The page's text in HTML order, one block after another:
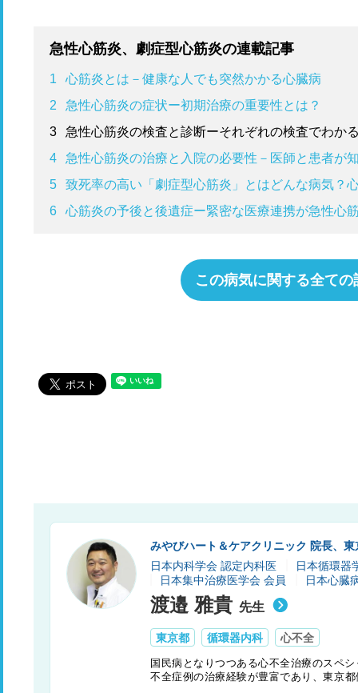
急性心筋炎、劇症型心筋炎の連載記事
1
心筋炎とは－健康な人でも突然かかる心臓病
2
急性心筋炎の症状ー初期治療の重要性とは？
3
急性心筋炎の検査と診断ーそれぞれの検査でわか
4
急性心筋炎の治療と入院の必要性－医師と患者が
5
致死率の高い「劇症型心筋炎」とはどんな病気？
6
心筋炎の予後と後遺症ー緊密な医療連携が急性心
この病気に関する全て
みやびハート＆ケアクリニック 院長、
日本内科学会 認定内科医
日本循環器
日本集中治療医学会 会員
日本心臓
渡邉 雅貴 先生
東京都 循環器内科 心不全
国民病となりつつある心不全治療のスペ
不全症例の治療経験が豊富であり、東京